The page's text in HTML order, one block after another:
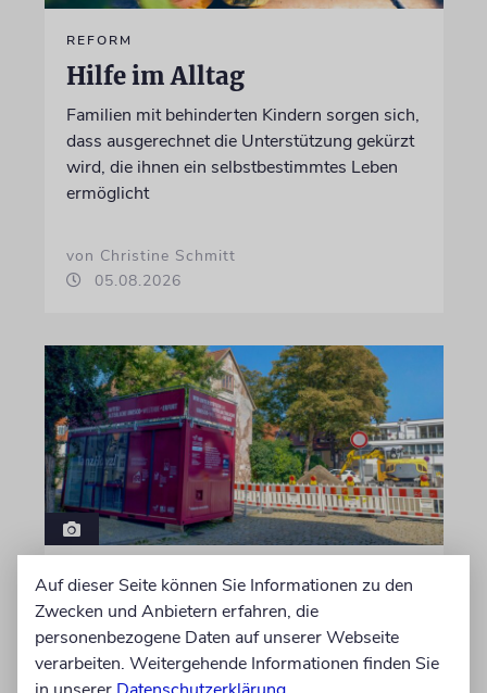
REFORM
Hilfe im Alltag
Familien mit behinderten Kindern sorgen sich,
dass ausgerechnet die Unterstützung gekürzt
wird, die ihnen ein selbstbestimmtes Leben
ermöglicht
von Christine Schmitt
05.08.2026
ERFURT
Schicht um Schicht
Dort, wo eben noch Parkplätze waren, wird
seit wenigen Tagen nach einem Stück
Auf dieser Seite können Sie Informationen zu den
Zwecken und Anbietern erfahren, die
personenbezogene Daten auf unserer Webseite
verarbeiten. Weitergehende Informationen finden Sie